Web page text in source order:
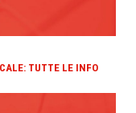
TUTTE LE INFO